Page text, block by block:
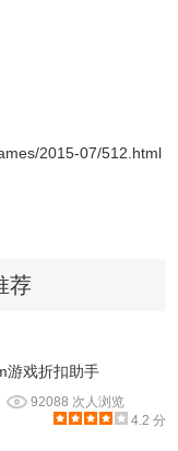
等着玩家去体验，
2015-07/512.html
荐
游戏折扣助手
92088 次人浏览
4.2 分